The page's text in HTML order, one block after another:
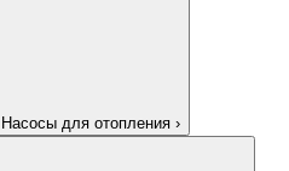
Насосы для отопления ›